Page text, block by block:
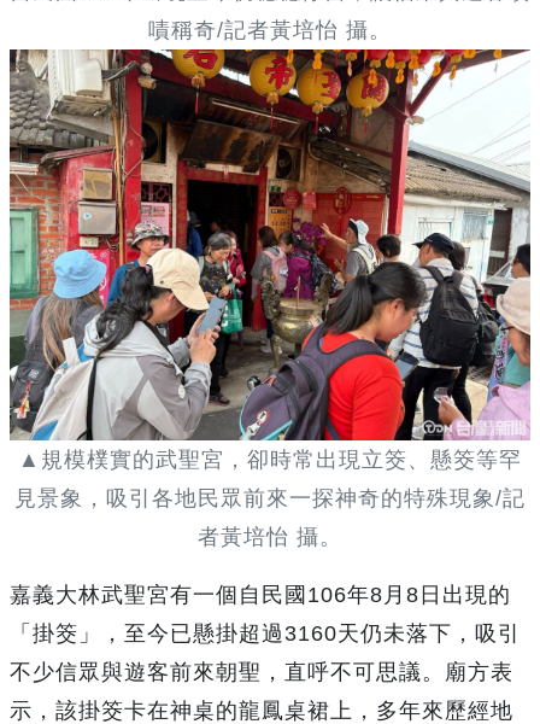
嘖稱奇/記者黃培怡 攝。
▲規模樸實的武聖宮，卻時常出現立筊、懸筊等罕
見景象，吸引各地民眾前來一探神奇的特殊現象/記
者黃培怡 攝。
嘉義大林武聖宮有一個自民國106年8月8日出現的
「掛筊」，至今已懸掛超過3160天仍未落下，吸引
不少信眾與遊客前來朝聖，直呼不可思議。廟方表
示，該掛筊卡在神桌的龍鳳桌裙上，多年來歷經地